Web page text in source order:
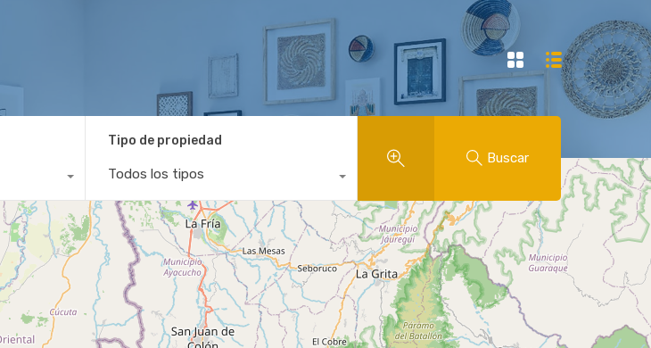
Tipo de propiedad
Todos los tipos
Buscar